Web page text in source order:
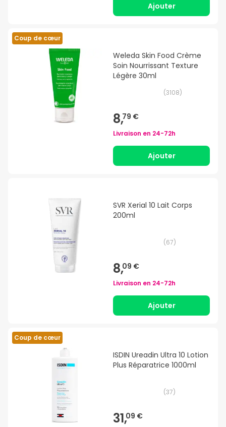
Ajouter
Coup de cœur
Weleda Skin Food Crème
Soin Nourrissant Texture
Légère 30ml
(3108)
8,79 €
Livraison en 24-72h
Ajouter
SVR Xerial 10 Lait Corps
200ml
(67)
8,09 €
Livraison en 24-72h
Ajouter
Coup de cœur
ISDIN Ureadin Ultra 10 Lotion
Plus Réparatrice 1000ml
(37)
31,09 €